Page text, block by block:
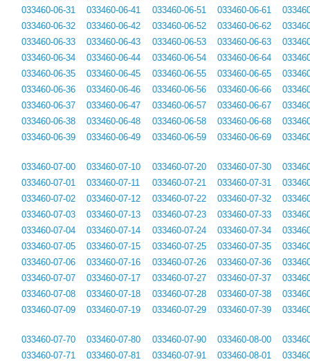
033460-06-31
033460-06-32
033460-06-33
033460-06-34
033460-06-35
033460-06-36
033460-06-37
033460-06-38
033460-06-39
033460-06-41
033460-06-42
033460-06-43
033460-06-44
033460-06-45
033460-06-46
033460-06-47
033460-06-48
033460-06-49
033460-06-51
033460-06-52
033460-06-53
033460-06-54
033460-06-55
033460-06-56
033460-06-57
033460-06-58
033460-06-59
033460-06-61
033460-06-62
033460-06-63
033460-06-64
033460-06-65
033460-06-66
033460-06-67
033460-06-68
033460-06-69
033460-07-00
033460-07-01
033460-07-02
033460-07-03
033460-07-04
033460-07-05
033460-07-06
033460-07-07
033460-07-08
033460-07-09
033460-07-10
033460-07-11
033460-07-12
033460-07-13
033460-07-14
033460-07-15
033460-07-16
033460-07-17
033460-07-18
033460-07-19
033460-07-20
033460-07-21
033460-07-22
033460-07-23
033460-07-24
033460-07-25
033460-07-26
033460-07-27
033460-07-28
033460-07-29
033460-07-30
033460-07-31
033460-07-32
033460-07-33
033460-07-34
033460-07-35
033460-07-36
033460-07-37
033460-07-38
033460-07-39
033460-07-70
033460-07-71
033460-07-80
033460-07-81
033460-07-90
033460-07-91
033460-08-00
033460-08-01